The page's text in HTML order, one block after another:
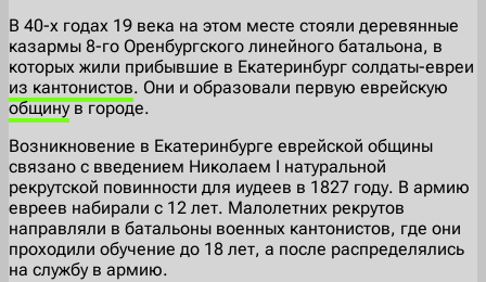
В 40-х годах 19 века на этом месте стояли деревянные
казармы 8-го Оренбургского линейного батальона, в
которых жили прибывшие в Екатеринбург солдаты-евреи
из кантонистов. Они и образовали первую еврейскую
общинув городе.
Возникновение в Екатеринбурге еврейской общины
связано с введением Николаем I натуральной
рекрутской повинности для иудеев в 1827 году. В армию
евреев набирали с 12 лет. Малолетних рекрутов
направляли в батальоны военных кантонистов, где они
проходили обучение до 18 лет, а после распределялись
на службу в армию.